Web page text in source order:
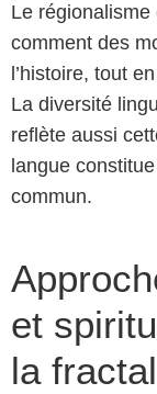
Le
comment des
l’histoire, tout
La diversité
reflète aussi
langue
commun.
et
la